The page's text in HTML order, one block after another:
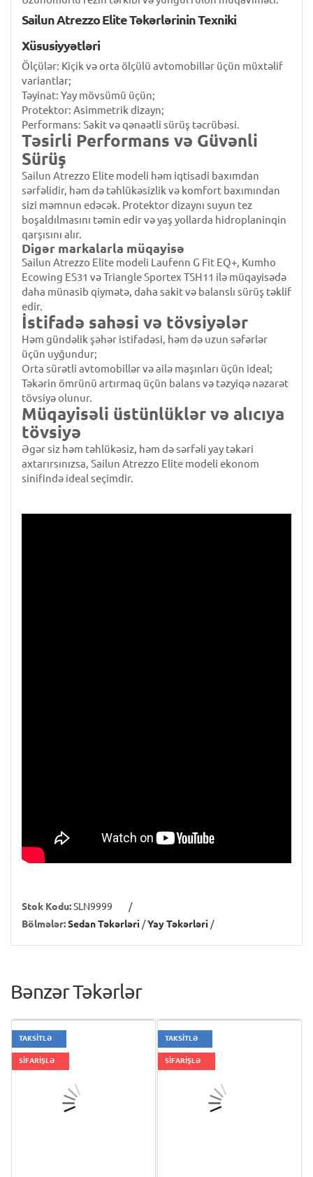
Sailun Atrezzo Elite Təkərlərinin Texniki
Xüsusiyyətləri
Ölçülər: Kiçik və orta ölçülü avtomobillər üçün müxtəlif
variantlar;
Təyinat: Yay mövsümü üçün;
Protektor: Asimmetrik dizayn;
Performans: Sakit və qənaətli sürüş təcrübəsi.
Təsirli Performans və Güvənli
Sürüş
Sailun Atrezzo Elite modeli həm iqtisadi baxımdan
sərfəlidir, həm də təhlükəsizlik və komfort baxımından
sizi məmnun edəcək. Protektor dizaynı suyun tez
boşaldılmasını təmin edir və yaş yollarda hidroplaninqin
qarşısını alır.
Digər markalarla müqayisə
Sailun Atrezzo Elite modeli Laufenn G Fit EQ+, Kumho
Ecowing ES31 və Triangle Sportex TSH11 ilə müqayisədə
daha münasib qiymətə, daha sakit və balanslı sürüş təklif
edir.
İstifadə sahəsi və tövsiyələr
Həm gündəlik şəhər istifadəsi, həm də uzun səfərlər
üçün uyğundur;
Orta sürətli avtomobillər və ailə maşınları üçün ideal;
Təkərin ömrünü artırmaq üçün balans və təzyiqə nəzarət
tövsiyə olunur.
Müqayisəli üstünlüklər və alıcıya
tövsiyə
Əgər siz həm təhlükəsiz, həm də sərfəli yay təkəri
axtarırsınızsa, Sailun Atrezzo Elite modeli ekonom
sinifində ideal seçimdir.
Stok Kodu:SLN9999
/
Bölmələr:Sedan Təkərləri /Yay Təkərləri /
Bənzər Təkərlər
TAKSİTLƏ
SİFARİŞLƏ
TAKSİTLƏ
SİFARİŞLƏ